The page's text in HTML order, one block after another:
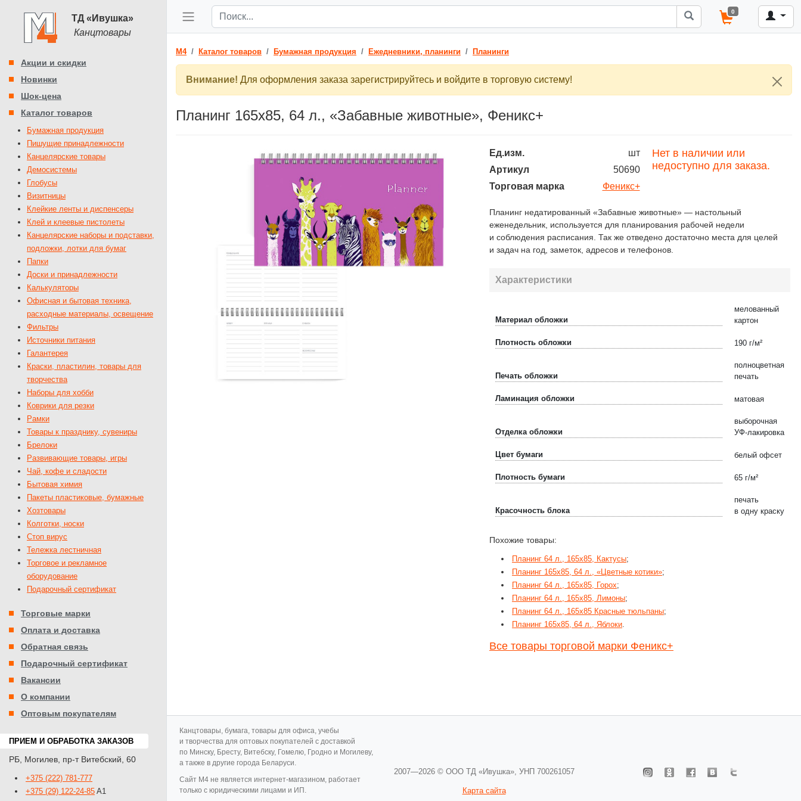
ТД «Ивушка»
Канцтовары
Акции и скидки
Новинки
Шок-цена
Каталог товаров
Бумажная продукция
Пишущие принадлежности
Канцелярские товары
Демосистемы
Глобусы
Визитницы
Клейкие ленты и диспенсеры
Клей и клеевые пистолеты
Канцелярские наборы и подставки,
подложки, лотки для бумаг
Папки
Доски и принадлежности
Калькуляторы
Офисная и бытовая техника,
расходные материалы, освещение
Фильтры
Источники питания
Галантерея
Краски, пластилин, товары для
творчества
Наборы для хобби
Коврики для резки
Рамки
Товары к празднику, сувениры
Брелоки
Развивающие товары, игры
Чай, кофе и сладости
Бытовая химия
Пакеты пластиковые, бумажные
Хозтовары
Колготки, носки
Стоп вирус
Тележка лестничная
Торговое и рекламное
оборудование
Подарочный сертификат
Торговые марки
Оплата и доставка
Обратная связь
Подарочный сертификат
Вакансии
О компании
Оптовым покупателям
ПРИЕМ И ОБРАБОТКА ЗАКАЗОВ
РБ Могилев пр-т Витебский, 60
+375 (222) 781-777
+375 (29) 122-24-85 A1
0
M4 Каталог товаров Бумажная продукция Ежедневники, планинги Планинги
Внимание! Для оформления заказа зарегистрируйтесь и войдите в торговую систему!
Планинг 165х85, 64 л., «Забавные животные», Феникс+
Ед.изм.
шт
Артикул
50690
Торговая марка
Феникс+
Нет в наличии или
недоступно для заказа.
Планинг недатированный «Забавные животные» — настольный
еженедельник, используется для планирования рабочей недели
и соблюдения расписания. Так же отведено достаточно места для целей
и задач на год, заметок, адресов и телефонов.
Характеристики
Материал обложки
мелованный
картон
Плотность обложки 190 г/м²
Печать обложки
полноцветная
печать
Ламинация обложки матовая
Отделка обложки
выборочная
УФ-лакировка
Цвет бумаги белый офсет
Плотность бумаги 65 г/м²
Красочность блока
печать
в одну краску
Похожие товары:
Планинг 64 л., 165х85, Кактусы;
Планинг 165х85, 64 л., «Цветные котики»;
Планинг 64 л., 165х85, Горох;
Планинг 64 л., 165х85, Лимоны;
Планинг 64 л., 165х85 Красные тюльпаны;
Планинг 165х85, 64 л., Яблоки.
Все товары торговой марки Феникс+
Канцтовары, бумага, товары для офиса, учебы
и творчества для оптовых покупателей с доставкой
по Минску, Бресту, Витебску, Гомелю, Гродно и Могилеву,
а также в другие города Беларуси.
Cайт M4 не является интернет-магазином, работает
только с юридическими лицами и ИП.
2007—2026 © ООО ТД «Ивушка», УНП 700261057
Карта сайта